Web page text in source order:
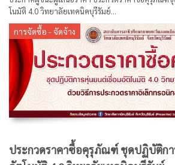
โนมัติ 4.0 วิทยาลัยเทคนิคบุรีรัมย์...
การจัดซื้อ - จัดจ้าง
ประกวดราคาซื้อคุรุภัณฑ์ ชุดปฏิบัติก